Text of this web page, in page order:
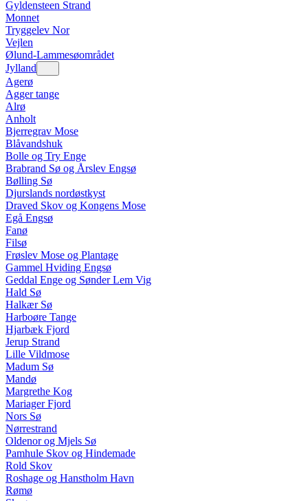
Gyldensteen Strand
Monnet
Tryggelev Nor
Vejlen
Ølund-Lammesøområdet
Jylland
Agerø
Agger tange
Alrø
Anholt
Bjerregrav Mose
Blåvandshuk
Bolle og Try Enge
Brabrand Sø og Årslev Engsø
Bølling Sø
Djurslands nordøstkyst
Draved Skov og Kongens Mose
Egå Engsø
Fanø
Filsø
Frøslev Mose og Plantage
Gammel Hviding Engsø
Geddal Enge og Sønder Lem Vig
Hald Sø
Halkær Sø
Harboøre Tange
Hjarbæk Fjord
Jerup Strand
Lille Vildmose
Madum Sø
Mandø
Margrethe Kog
Mariager Fjord
Nors Sø
Nørrestrand
Oldenor og Mjels Sø
Pamhule Skov og Hindemade
Rold Skov
Roshage og Hanstholm Havn
Rømø